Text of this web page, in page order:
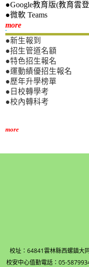
●Google教育版(教育雲
●微軟 Teams
more新生專區
●新生報到
●招生管道名額
●特色招生報名
●運動績優招生報名
●歷年升學榜單
●日校轉學考
●校內轉科考
more
校址：64841雲林縣西螺
校安中心值勤電話：05-